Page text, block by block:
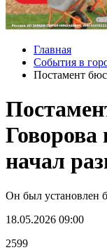
Главная
События в
Постамент
начал
Он был установлен
18.05.2026 09:00
2599